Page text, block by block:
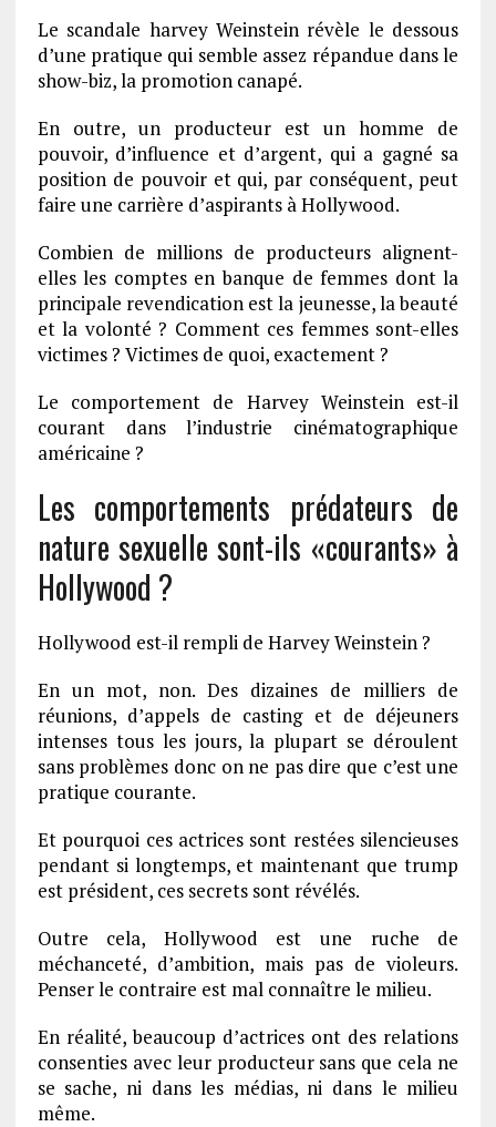
Le scandale harvey Weinstein révèle le dessous
d’une pratique qui semble assez répandue dans le
show-biz, la promotion canapé.
En outre, un producteur est un homme de
pouvoir, d’influence et d’argent, qui a gagné sa
position de pouvoir et qui, par conséquent, peut
faire une carrière d’aspirants à Hollywood.
Combien de millions de producteurs alignent-
elles les comptes en banque de femmes dont la
principale revendication est la jeunesse, la beauté
et la volonté ? Comment ces femmes sont-elles
victimes ? Victimes de quoi, exactement ?
Le comportement de Harvey Weinstein est-il
courant dans l’industrie cinématographique
américaine ?
Les comportements prédateurs de
nature sexuelle sont-ils «courants» à
Hollywood ?
Hollywood est-il rempli de Harvey Weinstein ?
En un mot, non. Des dizaines de milliers de
réunions, d’appels de casting et de déjeuners
intenses tous les jours, la plupart se déroulent
sans problèmes donc on ne pas dire que c’est une
pratique courante.
Et pourquoi ces actrices sont restées silencieuses
pendant si longtemps, et maintenant que trump
est président, ces secrets sont révélés.
Outre cela, Hollywood est une ruche de
méchanceté, d’ambition, mais pas de violeurs.
Penser le contraire est mal connaître le milieu.
En réalité, beaucoup d’actrices ont des relations
consenties avec leur producteur sans que cela ne
se sache, ni dans les médias, ni dans le milieu
même.